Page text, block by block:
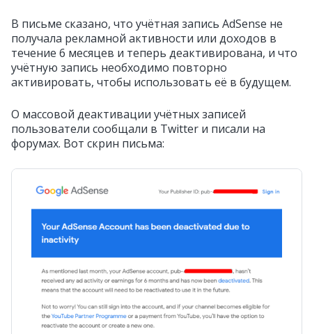
В письме сказано, что учётная запись AdSense не
получала рекламной активности или доходов в
течение 6 месяцев и теперь деактивирована, и что
учётную запись необходимо повторно
активировать, чтобы использовать её в будущем.
О массовой деактивации учётных записей
пользователи сообщали в Twitter и писали на
форумах. Вот скрин письма: